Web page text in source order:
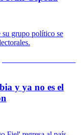
grupo político se
y ya no es el